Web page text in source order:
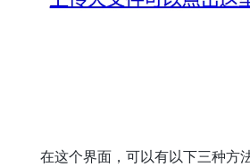
在这个界面，可以有以下三种方